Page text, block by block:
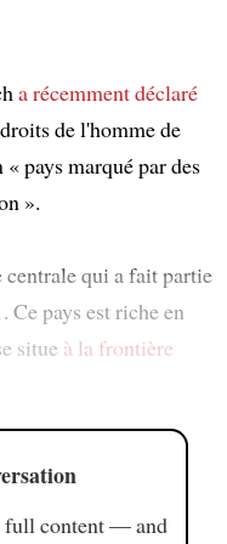
a récemment déclaré
de l'homme de
pays marqué par des
».
centrale qui a fait partie
Ce pays est riche en
situe à la frontière
full content — and